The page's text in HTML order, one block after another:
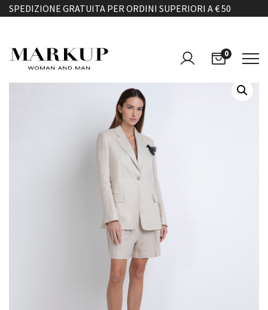
SPEDIZIONE GRATUITA PER ORDINI SUPERIORI A € 50
0